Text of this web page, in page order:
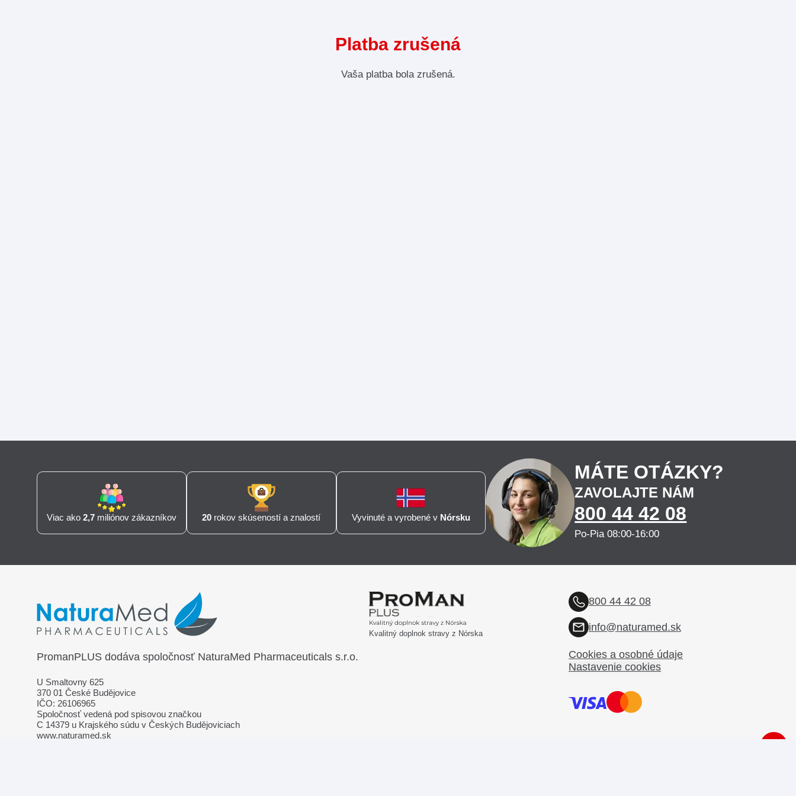
Platba zrušená
Vaša platba bola zrušená.
Viac ako 2,7miliónov zákazníkov 20 rokov skúseností a znalostí Vyvinuté a vyrobené v Nórsku
MÁTE OTÁZKY?
ZAVOLAJTE NÁM
800 44 42 08
Po-Pia 08:00-16:00
PromanPLUS dodáva spoločnosť NaturaMed Pharmaceuticals s.r.o.
U Smaltovny 625
370 01 České Budějovice
IČO: 26106965
Spoločnosť vedená pod spisovou značkou
C 14379 u Krajského súdu v Českých Budějoviciach
www.naturamed.sk
Kvalitný doplnok stravy z Nórska
800 44 42 08
info@naturamed.sk
Cookies a osobné údaje
Nastavenie cookies